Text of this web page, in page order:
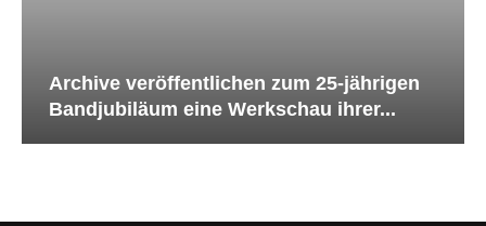
Archive veröffentlichen zum 25-jährigen
Bandjubiläum eine Werkschau ihrer...